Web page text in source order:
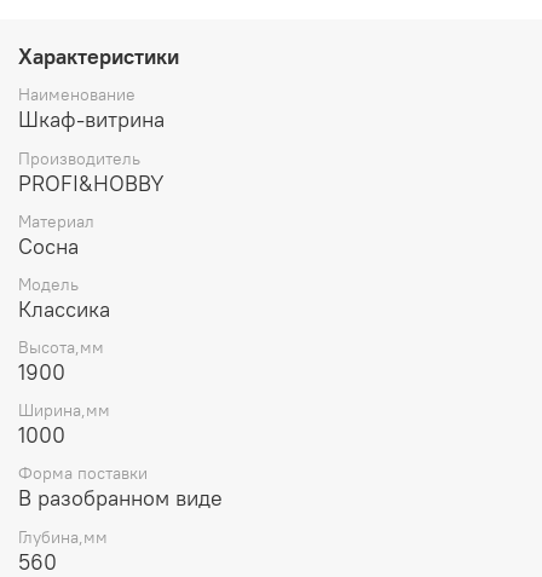
уникальный дизайн под ваш стиль оформления.
Размеры (ВхШхГ): 190x100x56 см позволяют
разместить его даже в небольших помещениях.
Поставляется в удобной упаковке для самостоятельной
мебелью своими руками!
Характеристики
Наименование
Шкаф-витрина
Производитель
PROFI&HOBBY
Материал
Сосна
Модель
Классика
Высота,мм
1900
Ширина,мм
1000
Форма поставки
В разобранном виде
Глубина,мм
560